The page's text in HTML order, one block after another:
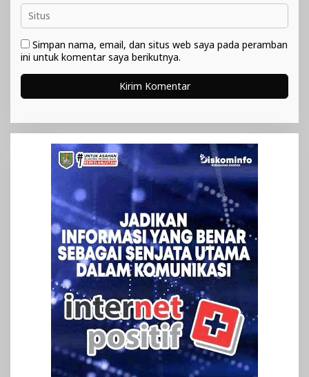
Simpan nama, email, dan situs web saya pada peramban
ini untuk komentar saya berikutnya.